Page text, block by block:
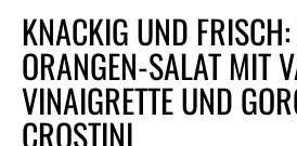
KNACKIG UND
ORANGEN-SALAT MIT
VINAIGRETTE UND
CROSTINI